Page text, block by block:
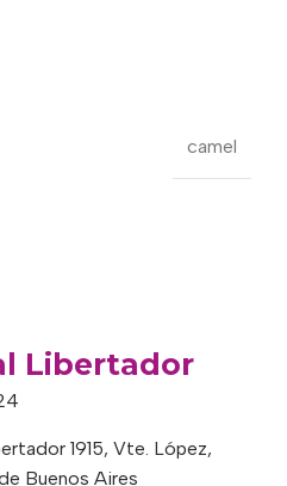
camel
Libertador
1915, Vte. López,
Buenos Aires